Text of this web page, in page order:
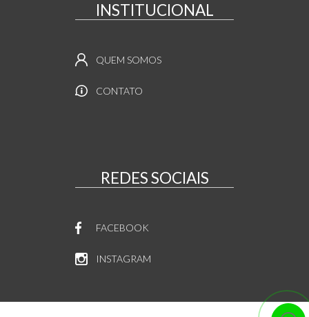
INSTITUCIONAL
QUEM SOMOS
CONTATO
REDES SOCIAIS
FACEBOOK
INSTAGRAM